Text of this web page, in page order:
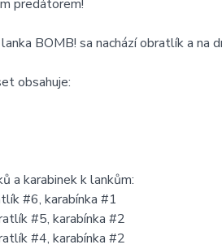
predátorem!
BOMB! sa nachází obratlík a na
obsahuje:
a karabinek k lankům:
#6, karabínka #1
#5, karabínka #2
#4, karabínka #2